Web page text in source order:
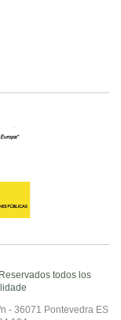
todos los
- 36071 Pontevedra ES